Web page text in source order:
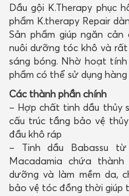
Dầu gội K.Therapy phục
phẩm K.therapy Repair
Sản phẩm giúp ngăn
nuôi dưỡng tóc khô và
sáng bóng. Nhờ hoạt tính
phẩm có thể sử dụng hàng
Các thành phần chính
– Hợp chất tinh dầu thủy
cấu trúc tầng bảo vệ
đầu khô ráp
– Tinh dầu Babassu
Macadamia chứa
dưỡng và làm mềm da,
bảo vệ tóc đồng thời giúp